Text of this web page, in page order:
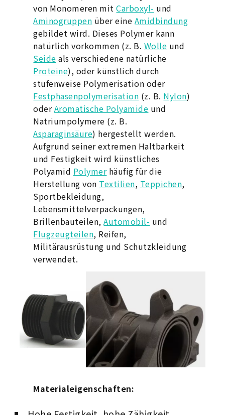
von Monomeren mitCarboxyl- und
Aminogruppen über eine Amidbindung
gebildet wird. Dieses Polymer kann
natürlich vorkommen (z. B. Wolle und
Seide als verschiedene natürliche
Proteine), oder künstlich durch
stufenweise Polymerisation oder
Festphasenpolymerisation (z. B. Nylon)
oderAromatische Polyamide und
Natriumpolymere (z. B.
Asparaginsäure) hergestellt werden.
Aufgrund seiner extremen Haltbarkeit
und Festigkeit wird künstliches
Polyamid Polymerhäufig für die
Herstellung von Textilien, Teppichen,
Sportbekleidung,
Lebensmittelverpackungen,
Brillenbauteilen,Automobil- und
Flugzeugteilen, Reifen,
Militärausrüstung und Schutzkleidung
verwendet.
Materialeigenschaften: